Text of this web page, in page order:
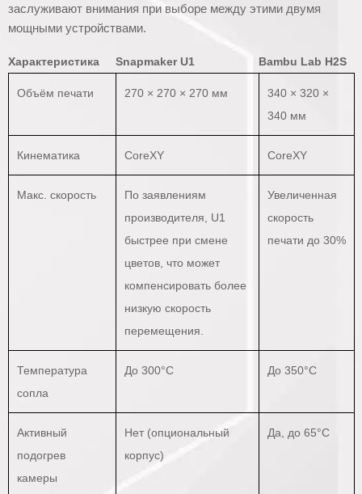
заслуживают внимания при выборе между этими двумя
мощными устройствами.
Характеристика Snapmaker U1 Bambu Lab H2S
Объём печати 270 × 270 × 270 мм
340 × 320 ×
340 мм
Кинематика CoreXY CoreXY
Макс. скорость
По заявлениям
производителя, U1
быстрее при смене
цветов, что может
компенсировать более
низкую скорость
перемещения.
Увеличенная
скорость
печати до 30%
Температура
сопла
До 300°C До 350°C
Активный
подогрев
камеры
Нет (опциональный
корпус)
Да, до 65°C